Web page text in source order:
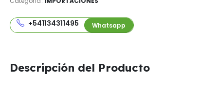
+541134311495 Whatsapp
Descripción del Producto